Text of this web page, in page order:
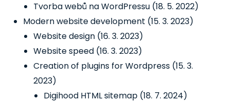
Tvorba webů na WordPressu (18. 5. 2022)
Modern website development (15. 3. 2023)
Website design (16. 3. 2023)
Website speed (16. 3. 2023)
Creation of plugins for Wordpress (15. 3.
2023)
Digihood HTML sitemap (18. 7. 2024)